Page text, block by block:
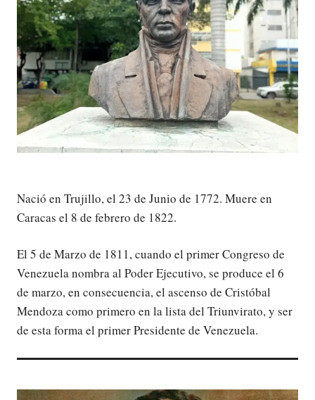
Nació en Trujillo, el 23 de Junio de 1772. Muere en
Caracas el 8 de febrero de 1822.
El 5 de Marzo de 1811, cuando el primer Congreso de
Venezuela nombra al Poder Ejecutivo, se produce el 6
de marzo, en consecuencia, el ascenso de Cristóbal
Mendoza como primero en la lista del Triunvirato, y ser
de esta forma el primer Presidente de Venezuela.